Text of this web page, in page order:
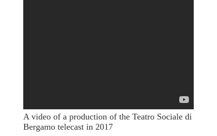
A video of a production of the Teatro Sociale di
Bergamo telecast in 2017